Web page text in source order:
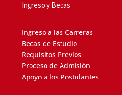
Ingreso y Becas
Ingreso a las Carreras
Becas de Estudio
Requisitos Previos
Proceso de Admisión
Apoyo a los Postulantes